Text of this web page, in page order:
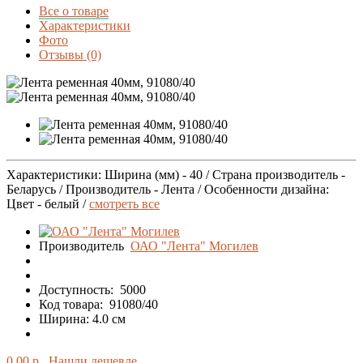
Все о товаре
Характеристики
Фото
Отзывы (0)
Характеристики: Ширина (мм) - 40 / Страна производитель -
Беларусь / Производитель - Лента / Особенности дизайна:
Цвет - белый /смотреть все
Производитель ОАО "Лента" Могилев
Доступность: 5000
Код товара: 91080/40
Ширина: 4.0 см